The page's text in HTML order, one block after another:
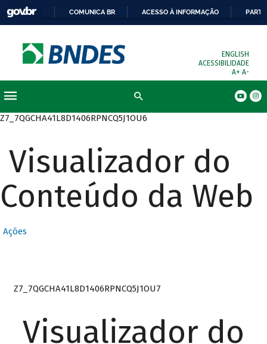
COMUNICA BR ACESSO À INFORMAÇÃO
ENGLISH
ACESSIBILIDADE
A+ A-
Z7_7QGCHA41L8D1406RPNCQ5J1OU6
Visualizador do
Conteúdo da Web
Ações
Z7_7QGCHA41L8D1406RPNCQ5J1OU7
Visualizador do